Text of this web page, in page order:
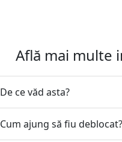
Află mai multe
De ce văd asta?
Cum ajung să fiu deblocat?